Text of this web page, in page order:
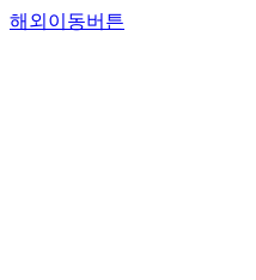
해외이동버튼